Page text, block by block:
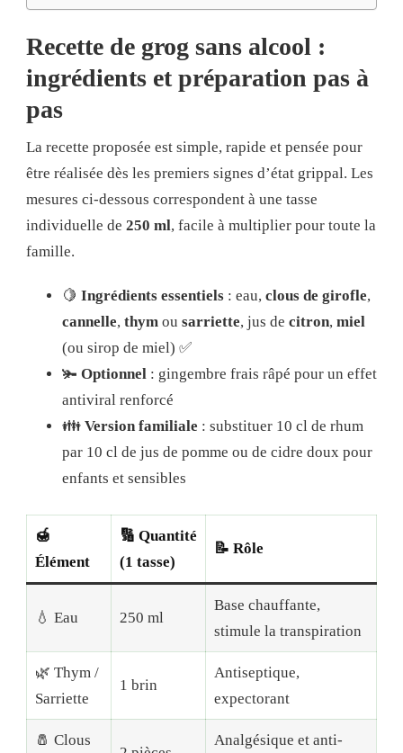
Recette de grog sans alcool :
ingrédients et préparation pas à
pas
La recette proposée est simple, rapide et pensée pour
être réalisée dès les premiers signes d’état grippal. Les
mesures ci-dessous correspondent à une tasse
individuelle de 250 ml, facile à multiplier pour toute la
famille.
🍋 Ingrédients essentiels : eau, clous de girofle,
cannelle, thym ou sarriette, jus de citron, miel
(ou sirop de miel) ✅
🫚 Optionnel : gingembre frais râpé pour un effet
antiviral renforcé
👪 Version familiale : substituer 10 cl de rhum
par 10 cl de jus de pomme ou de cidre doux pour
enfants et sensibles
🍯
Élément
🔢 Quantité
(1 tasse)
📝 Rôle
💧 Eau 250 ml
Base chauffante,
stimule la transpiration
🌿 Thym /
Sarriette
1 brin
Antiseptique,
expectorant
🧂 Clous Analgésique et anti-